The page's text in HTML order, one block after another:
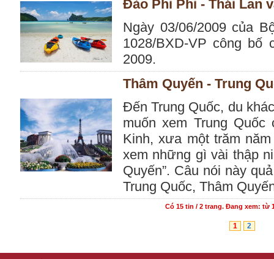
Đảo Phi Phi - Thái Lan
Ngày 03/06/2009 của
1028/BXD-VP công
2009.
Thâm Quyến - Trung
Đến Trung Quốc, du
muốn xem Trung
Kinh, xưa một trăm
xem những gì vài thập
Quyến”. Câu nói này
Trung Quốc, Thâm
Có 15 tin / 2 trang. Đang xem: từ
1 2